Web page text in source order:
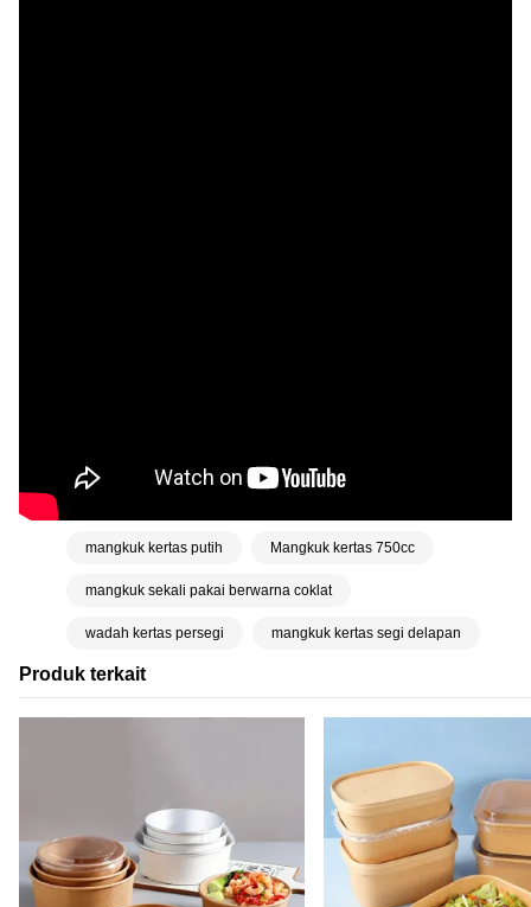
Produk terkait
mangkuk kertas putih Mangkuk kertas 750cc
mangkuk sekali pakai berwarna coklat
wadah kertas persegi mangkuk kertas segi delapan